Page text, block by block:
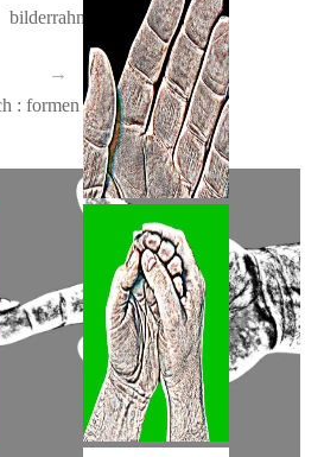
limitierte edition
hände-30
limitierte edition
bilderrahmen
→
: formen (limitierte edition)